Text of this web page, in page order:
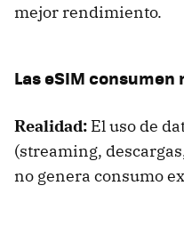
mejor rendimiento.
Las eSIM consumen
Realidad: El uso de
(streaming,
no genera consumo